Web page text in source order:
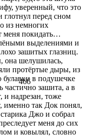
уверенный, что это
глотнул перед сном
из немногих
меня покидать…
выделениями и
зашитых глазниц.
шелушилась,
протёртые дыры, из
в подушечке
частично зашита, а в
и надрезан, тоже
именно так Док понял,
Джо и собрал
меня до сих
и ковылял, словно
466